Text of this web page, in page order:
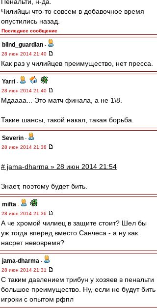
Чилийцы что-то совсем в добавочное время
опустились назад.
Последнее сообщение
blind_guardian -
28 июн 2014 21:40
Как раз у чилийцев преимущество, нет пресса.
Yarri -
28 июн 2014 21:40
Мдаааа... Это матч финала, а не 1\8.
Такие шансы, такой накал, такая борьба.
Severin -
28 июн 2014 21:38
# jama-dharma » 28 июн 2014 21:54
Знает, поэтому будет бить.
mifta -
28 июн 2014 21:36
А че хромой чилиец в защите стоит? Шел бы
уж тогда вперед вместо Санчеса - а ну как
насрет невовремя?
jama-dharma -
28 июн 2014 21:31
С таким давлением трибун у хозяев в пенальти
большое преимущество. Ну, если не будут бить
игроки с опытом рфпл